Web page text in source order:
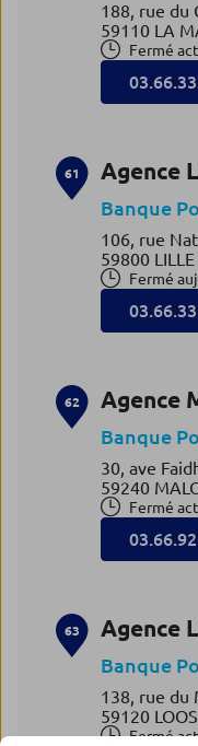
188, rue du
59110 LA
Fermé
61 Agence
Banque
106, rue
59800 LILLE
Fermé
62 Agence
Banque
30, ave
59240
Fermé
63 Agence
Banque
138, rue du
59120 LOOS
Fermé